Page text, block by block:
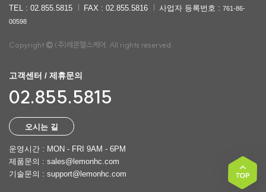
TEL : 02.855.5815
FAX : 02.855.5816 사업자 등록번호 : 761-86-
00598
Copyright (주)레몬헬스케어. All rights reserved.
고객센터 / 제휴문의
02.855.5815
오시는 길
운영시간 : MON - FRI 9AM - 6PM
제품문의 : sales@lemonhc.com
기술문의 : support@lemonhc.com